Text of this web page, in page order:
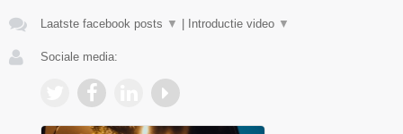
Laatste facebook posts ▼ Introductie video ▼
Sociale media: